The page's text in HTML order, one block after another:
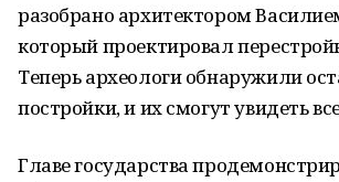
разобрано архитектором
который проектировал
Теперь археологи обнаружили
постройки, и их смогут увидеть
Главе государства